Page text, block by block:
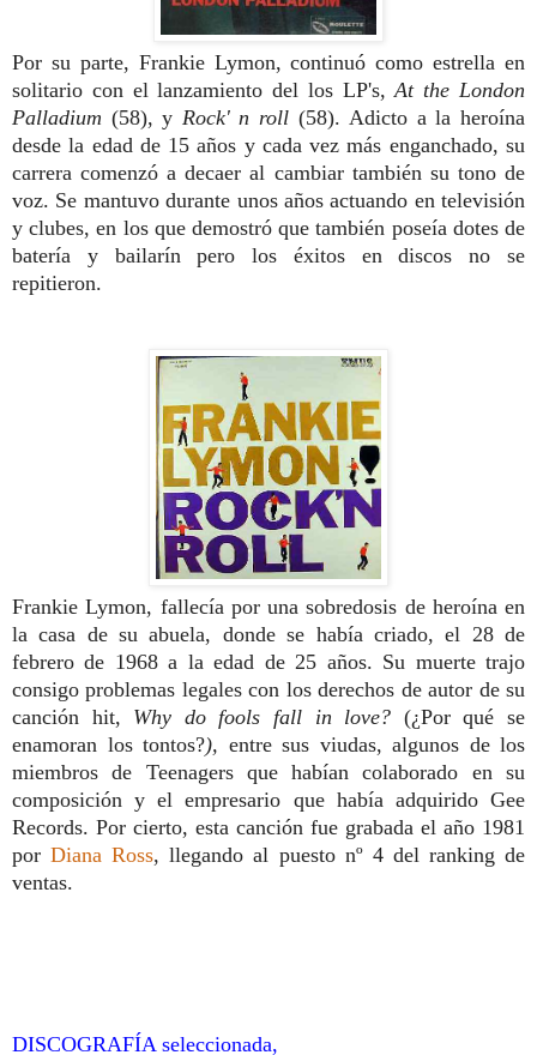
Por su parte, Frankie Lymon, continuó como estrella en
solitario con el lanzamiento del los LP's,At the London
Palladium (58), y Rock' n roll (58). Adicto a la heroína
desde la edad de 15 años y cada vez más enganchado, su
carrera comenzó a decaer al cambiar también su tono de
voz. Se mantuvo durante unos años actuando en televisión
y clubes, en los que demostró que también poseía dotes de
batería y bailarín pero los éxitos en discos no se
repitieron.
Frankie Lymon, fallecía por una sobredosis de heroína en
la casa de su abuela, donde se había criado, el 28 de
febrero de 1968 a la edad de 25 años. Su muerte trajo
consigo problemas legales con los derechos de autor de su
canción hit, Why do fools fall in love? (¿Por qué se
enamoran los tontos?), entre sus viudas, algunos de los
miembros de Teenagers que habían colaborado en su
composición y el empresario que había adquirido Gee
Records. Por cierto, esta canción fue grabada el año 1981
porDiana Ross, llegando al puesto nº 4 del ranking de
ventas.
DISCOGRAFÍA seleccionada,